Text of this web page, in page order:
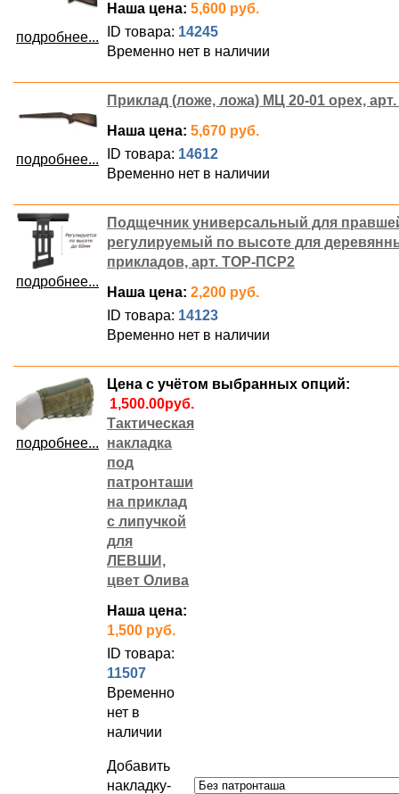
подробнее...
Наша цена: 5,600 руб.
ID товара: 14245
Временно нет в наличии
подробнее...
Приклад (ложе, ложа) МЦ 20-01 орех, арт.
Наша цена: 5,670 руб.
ID товара: 14612
Временно нет в наличии
подробнее...
Подщечник универсальный для
регулируемый по высоте для
прикладов, арт. ТОР-ПСР2
Наша цена: 2,200 руб.
ID товара: 14123
Временно нет в наличии
подробнее...
Цена с учётом выбранных опций:
Тактическая
накладка
под
патронташи
на приклад
с липучкой
для
ЛЕВШИ,
цвет Олива
Наша цена:
1,500 руб.
ID товара:
11507
Временно
нет в
наличии
Добавить
накладку-